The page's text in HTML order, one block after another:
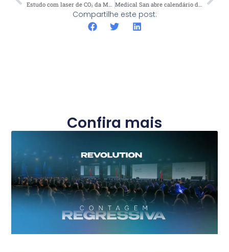
Estudo com laser de CO₂ da Medical San é publicado na Revista Brasileira de Coloproctologia Medical San abre calendário de eventos de 2026 com participação no CIOSP
Compartilhe este post:
Confira mais